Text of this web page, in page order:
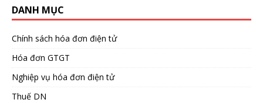
DANH MỤC
Chính sách hóa đơn điện tử
Hóa đơn GTGT
Nghiệp vụ hóa đơn điện tử
Thuế DN